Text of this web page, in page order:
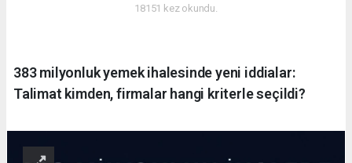
18151 kez okundu.
383 milyonluk yemek ihalesinde yeni iddialar:
Talimat kimden, firmalar hangi kriterle seçildi?